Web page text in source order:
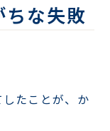
な失敗
たことが、か